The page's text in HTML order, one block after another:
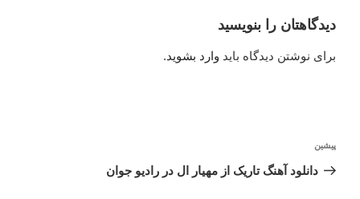
دیدگاهتان را بنویسید
برای نوشتن دیدگاه باید وارد بشوید.
نوشته
قبلی
پیشین
دانلود آهنگ تاریک از مهیار ال در رادیو جوان